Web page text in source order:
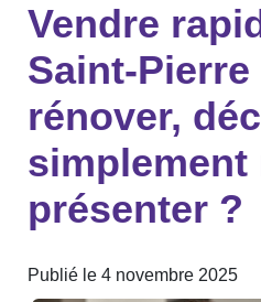
Vendre
Saint-
rénover,
simplement
présenter ?
Publié le 4 novembre 2025